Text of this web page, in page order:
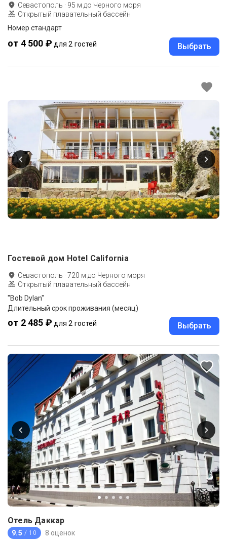
Севастополь · 95 м до Черного моря
Открытый плавательный бассейн
Номер стандарт
от 4 500 ₽ для 2 гостей Выбрать
Гостевой дом Hotel California
Севастополь ·720 м до Черного моря
Открытый плавательный бассейн
"Bob Dylan"
Длительный срок проживания (месяц)
от 2 485 ₽ для 2 гостей Выбрать
Отель Даккар
9.5 / 10 8 оценок